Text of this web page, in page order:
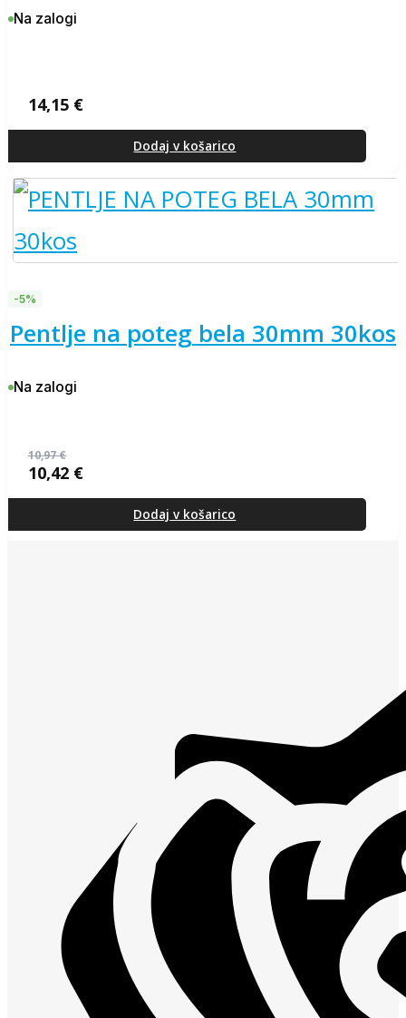
Na zalogi
14,15 €
Dodaj v košarico
-5%
pentlje na poteg bela 30mm 30kos
Na zalogi
10,97€
cena
10,97 €.
10,42 €
cena
Dodaj v košarico